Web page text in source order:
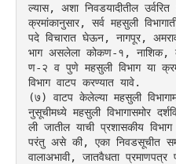
ल्यास, अशा निवडयादीतील उर्वरित
क्रमांकानुसार, सर्व महसुली
पदे विचारात घेऊन, नागपूर,
भाग असलेला कोकण-१, नाशिक,
ण-२ व पुणे महसुली विभाग या
विभाग वाटप करण्यात यावे.
(७) वाटप केलेल्या महसुली
नुसूचीमध्ये महसुली विभागासमोर
ली जातील याची प्रशासकीय
परंतु असे की, एका निवडसूचीत
वालाअभावी, जातवैधता